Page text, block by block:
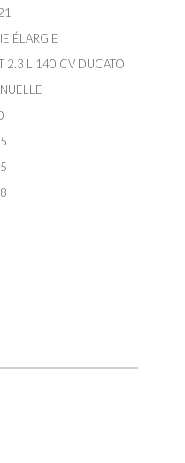
ÉLARGIE
2.3 L 140 CV DUCATO